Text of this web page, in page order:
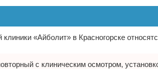
«Айболит» в Красногорске
с клиническим осмотром,